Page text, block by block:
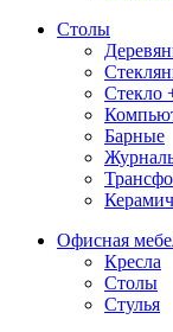
Столы
Стекло
Барные
Офисная
Кресла
Столы
Стулья